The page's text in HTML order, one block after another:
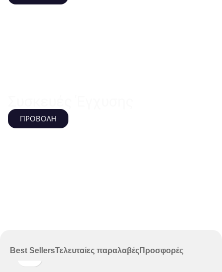
ΠΡΟΒΟΛΗ
Best SellersΤελευταίες παραλαβές Προσφορές